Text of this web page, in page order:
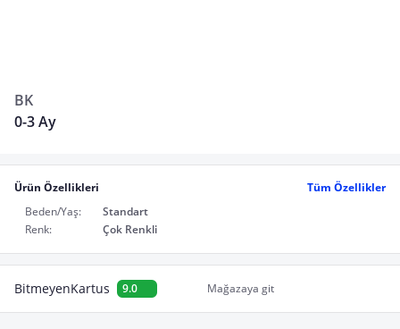
BK
0-3 Ay
Ürün Özellikleri
Tüm Özellikler
Beden/Yaş:
Standart
Renk:
Çok Renkli
BitmeyenKartus 9.0 Mağazaya git